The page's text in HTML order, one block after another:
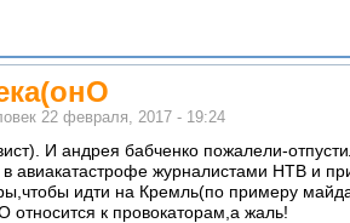
22 февраля, 2017 - 19:24
И андрея бабченко пожалели-
авиакатастрофе журналистами НТВ и
идти на Кремль(по примеру
к провокаторам,а жаль!